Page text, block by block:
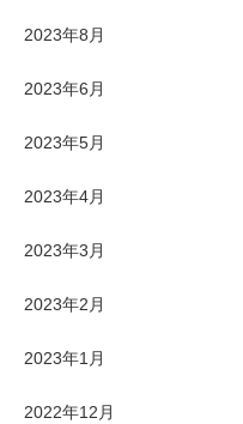
2023年8月
2023年6月
2023年5月
2023年4月
2023年3月
2023年2月
2023年1月
2022年12月